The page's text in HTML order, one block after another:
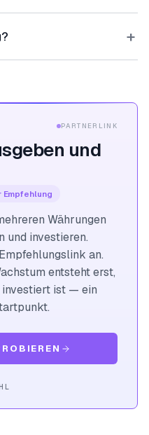
+
PARTNERLINK
und
Empfehlung
Währungen
und investieren.
an.
entsteht erst,
ist — ein